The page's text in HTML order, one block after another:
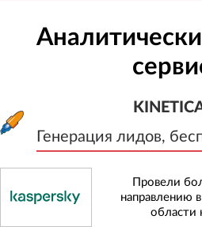
Генерация лидов,
Провели
направлению
области